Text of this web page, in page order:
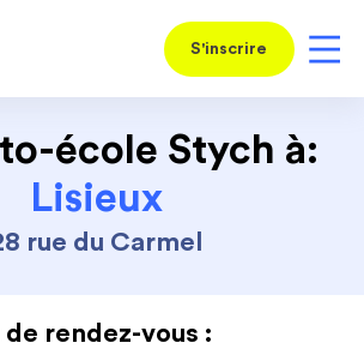
S'inscrire
école Stych à:
Lisieux
rue du Carmel
rendez-vous :